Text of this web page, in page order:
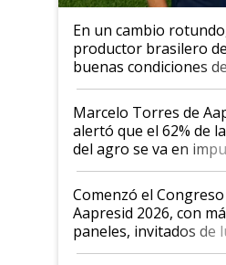
En un cambio
productor brasilero
buenas condiciones
argentino para
más motivados"
Marcelo Torres de
alertó que el 62% de
del agro se va en
"No es bueno que en
Argentina se sigan
las mismas cosas de
años"
Comenzó el Congreso
Aapresid 2026, con
paneles, invitados de
todas las tendencias